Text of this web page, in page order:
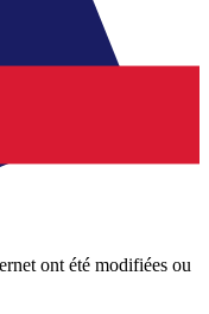
ont été modifiées ou